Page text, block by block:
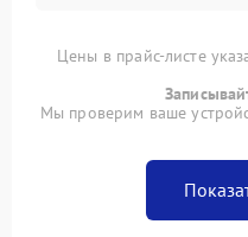
Цены в прайс-листе
Мы проверим ваше